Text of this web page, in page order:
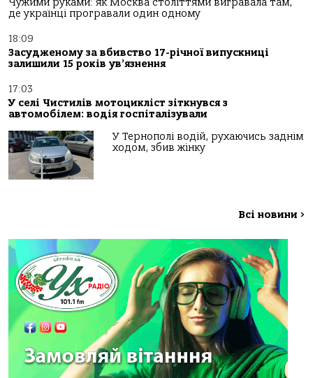
Чужими руками: як Москва століттями вигравала там,
де українці програвали один одному
18:09
Засудженому за вбивство 17-річної випускниці
залишили 15 років ув’язнення
17:03
У селі Чистилів мотоцикліст зіткнувся з
автомобілем: водія госпіталізували
У Тернополі водій, рухаючись заднім
ходом, збив жінку
Всі новини >